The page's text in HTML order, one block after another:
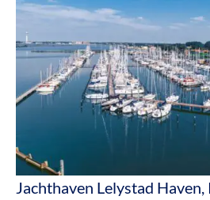
Jachthaven Lelystad